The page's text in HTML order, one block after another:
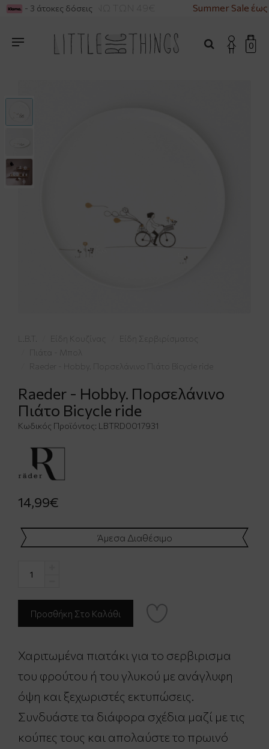
ΓΙΑ ΑΓΟΡΕΣ ΑΝΩ ΤΩΝ 49€ Summer Sale έως
- 3 άτοκες δόσεις
0
L.B.T. Είδη Κουζίνας
Είδη Σερβιρίσματος
Πιάτα - Μπολ
Raeder - Hobby. Πορσελάνινο Πιάτο Bicycle ride
Raeder - Hobby. Πορσελάνινο
Πιάτο Bicycle ride
Κωδικός Προϊόντος: LBTRD0017931
14,99€
Άμεσα Διαθέσιμο
Χαριτωμένα πιατάκι για το σερβιρισμα
του φρούτου ή του γλυκού με ανάγλυφη
όψη και ξεχωριστές εκτυπώσεις.
Συνδυάστε τα διάφορα σχέδια μαζί με τις
κούπες τους και απολαύστε το πρωινό